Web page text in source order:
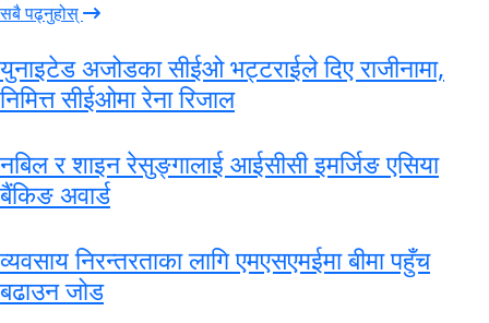
सबै पढ्नुहोस्
युनाइटेड अजोडका सीईओ भट्टराईले दिए राजीनामा,
निमित्त सीईओमा रेना रिजाल
नबिल र शाइन रेसुङ्गालाई आईसीसी इमर्जिङ एसिया
बैंकिङ अवार्ड
व्यवसाय निरन्तरताका लागि एमएसएमईमा बीमा पहुँच
बढाउन जोड